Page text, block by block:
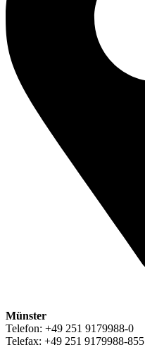
Münster
Telefon: +49 251 9179988-0
Telefax: +49 251 9179988-855